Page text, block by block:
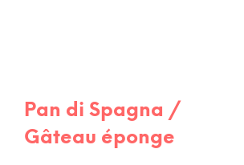
Pan di Spagna /
Gâteau éponge